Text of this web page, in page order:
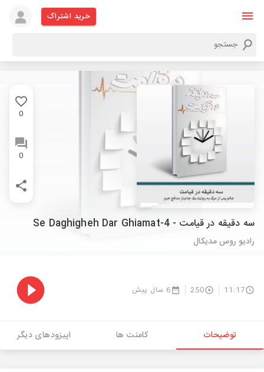
خرید اشتراک
0
0
سه دقیقه در قیامت - 4-Se Daghigheh Dar Ghiamat
رادیو روس مدیکال
11:17
250 6 سال پیش
توضیحات کامنت ها اپیزودهای دیگر